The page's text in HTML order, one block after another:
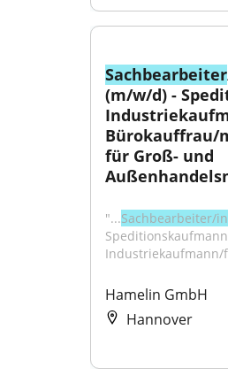
Sachbearbeiter
(m/w/d) -
Bürokauffrau/
für Groß- und
"...Sachbearbeiter/in
Industriekaufmann/
Hamelin GmbH
Hannover